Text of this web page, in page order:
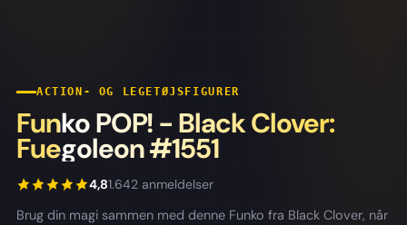
ACTION- OG LEGETØJSFIGURER
Funko POP! - Black Clover:
Fuegoleon #1551
4,81.642 anmeldelser
Brug din magi sammen med denne Funko fra Black Clover, når